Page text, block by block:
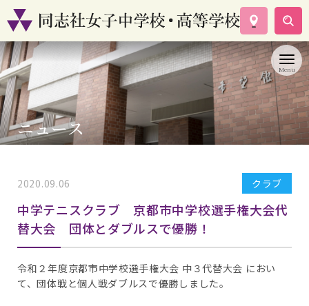
学校案内
コース紹介
学校生活
入試情報
資料請求
ニュース
2020.09.06 クラブ
中学テニスクラブ 京都市中学校選手権大会代
替大会 団体とダブルスで優勝！
令和２年度京都市中学校選手権大会 中３代替大会 におい
て、団体戦と個人戦ダブルスで優勝しました。